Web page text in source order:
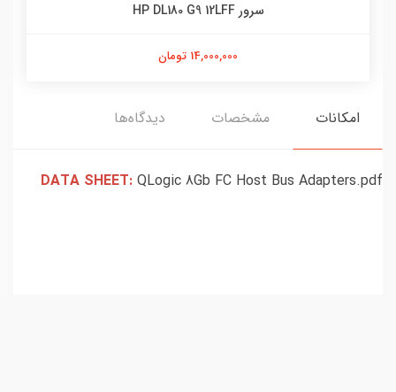
سرور HP DL180 G9 12LFF
14,000,000 تومان
امکانات مشخصات دیدگاه‌ها
DATA SHEET: QLogic 8Gb FC Host Bus Adapters.pdf